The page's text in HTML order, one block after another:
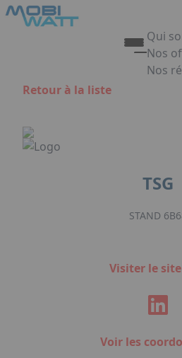
Aller au contenu principal
Qui
Nos
Nos
Retour à la liste
TSG
STAND
Visiter le
Voir les
Panneau de gestion des cookies